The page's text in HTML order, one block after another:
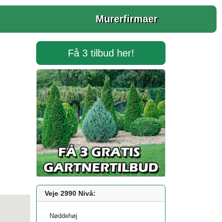
Murerfirmaer
Få 3 tilbud her!
Veje 2990 Nivå:
Nøddehøj